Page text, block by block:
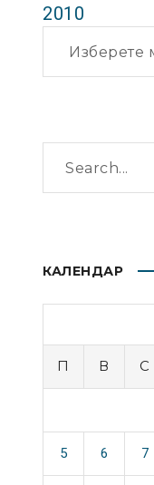
2010
КАЛЕНДАР
П В С
5 6 7